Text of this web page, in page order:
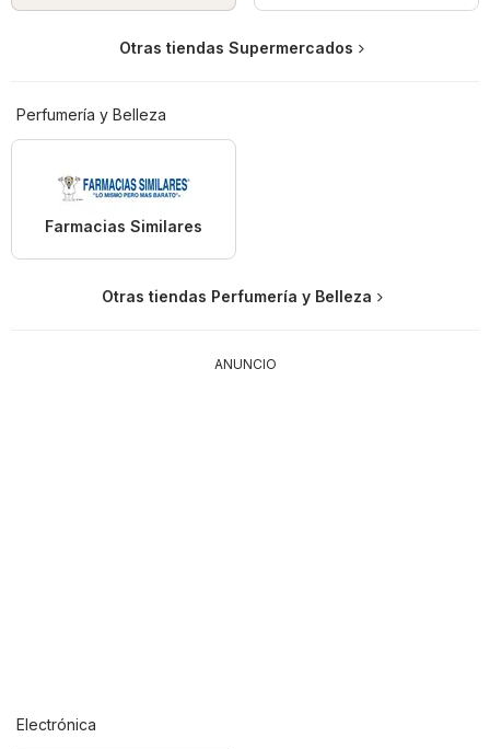
Otras tiendas Supermercados
Perfumería y Belleza
Farmacias Similares
Otras tiendas Perfumería y Belleza
ANUNCIO
Electrónica